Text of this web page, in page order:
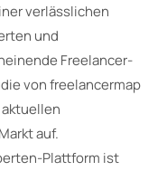
verlässlichen
und
Freelancer-
von freelancermap
auf.
Plattform ist